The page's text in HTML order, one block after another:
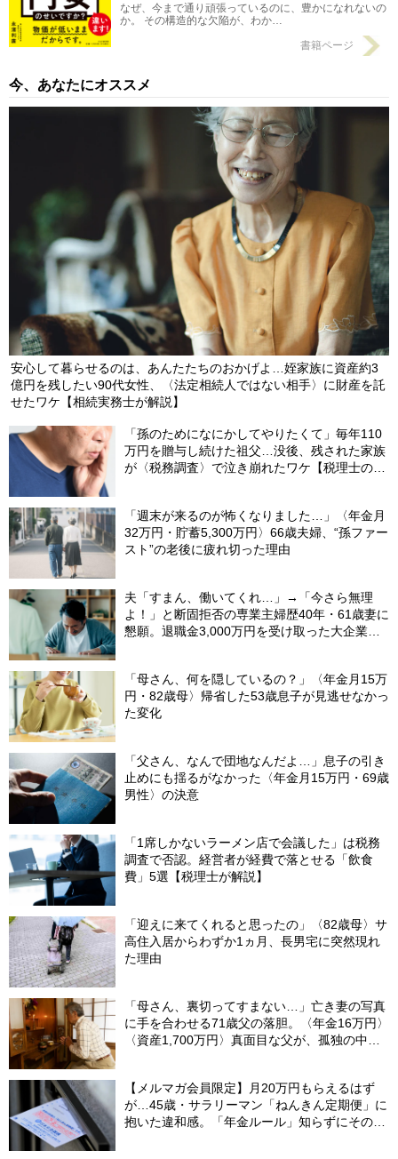
なぜ、今まで通り頑張っているのに、豊かになれないの
か。 その構造的な欠陥が、わか…
書籍ページ
今、あなたにオススメ
安心して暮らせるのは、あんたたちのおかげよ…姪家族に資産約3
億円を残したい90代女性、〈法定相続人ではない相手〉に財産を託
せたワケ【相続実務士が解説】
「孫のためになにかしてやりたくて」毎年110
万円を贈与し続けた祖父…没後、残された家族
が〈税務調査〉で泣き崩れたワケ【税理士の助
「週末が来るのが怖くなりました…」〈年金月
32万円・貯蓄5,300万円〉66歳夫婦、“孫ファー
スト”の老後に疲れ切った理由
夫「すまん、働いてくれ…」→「今さら無理
よ！」と断固拒否の専業主婦歴40年・61歳妻に
懇願。退職金3,000万円を受け取った大企業元
「母さん、何を隠しているの？」〈年金月15万
円・82歳母〉帰省した53歳息子が見逃せなかっ
た変化
「父さん、なんで団地なんだよ…」息子の引き
止めにも揺るがなかった〈年金月15万円・69歳
男性〉の決意
「1席しかないラーメン店で会議した」は税務
調査で否認。経営者が経費で落とせる「飲食
費」5選【税理士が解説】
「迎えに来てくれると思ったの」〈82歳母〉サ
高住入居からわずか1ヵ月、長男宅に突然現れ
た理由
「母さん、裏切ってすまない…」亡き妻の写真
に手を合わせる71歳父の落胆。〈年金16万円〉
〈資産1,700万円〉真面目な父が、孤独の中で
【メルマガ会員限定】月20万円もらえるはず
が…45歳・サラリーマン「ねんきん定期便」に
抱いた違和感。「年金ルール」知らずにそのま